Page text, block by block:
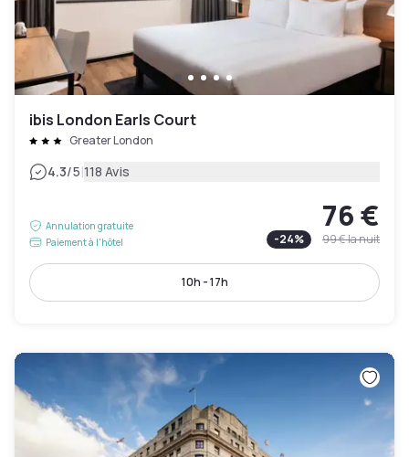
ibis London Earls Court
Greater London
4.3/5|118 Avis
Annulation gratuite
Paiement à l'hôtel
76 €
-24% 99 €la nuit
10h - 17h